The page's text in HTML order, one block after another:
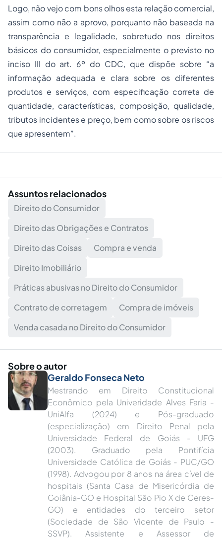
Logo, não vejo com bons olhos esta relação comercial,
assim como não a aprovo, porquanto não baseada na
transparência e legalidade, sobretudo nos direitos
básicos do consumidor, especialmente o previsto no
inciso III do art. 6º do CDC, que dispõe sobre “a
informação adequada e clara sobre os diferentes
produtos e serviços, com especificação correta de
quantidade, características, composição, qualidade,
tributos incidentes e preço, bem como sobre os riscos
que apresentem”.
Assuntos relacionados
Direito do Consumidor
Direito das Obrigações e Contratos
Direito das Coisas
Compra e venda
Direito Imobiliário
Práticas abusivas no Direito do Consumidor
Contrato de corretagem
Compra de imóveis
Venda casada no Direito do Consumidor
Sobre o autor
Geraldo Fonseca Neto
Mestrando em Direito Constitucional
Econômico pela Univeridade Alves Faria -
UniAlfa (2024) e Pós-graduado
(especialização) em Direito Penal pela
Universidade Federal de Goiás - UFG
(2003). Graduado pela Pontifícia
Universidade Católica de Goiás - PUC/GO
(1998). Advogou por 8 anos na área cível de
hospitais (Santa Casa de Misericórdia de
Goiânia-GO e Hospital São Pio X de Ceres-
GO) e entidades do terceiro setor
(Sociedade de São Vicente de Paulo -
SSVP). Assistente e Assessor de